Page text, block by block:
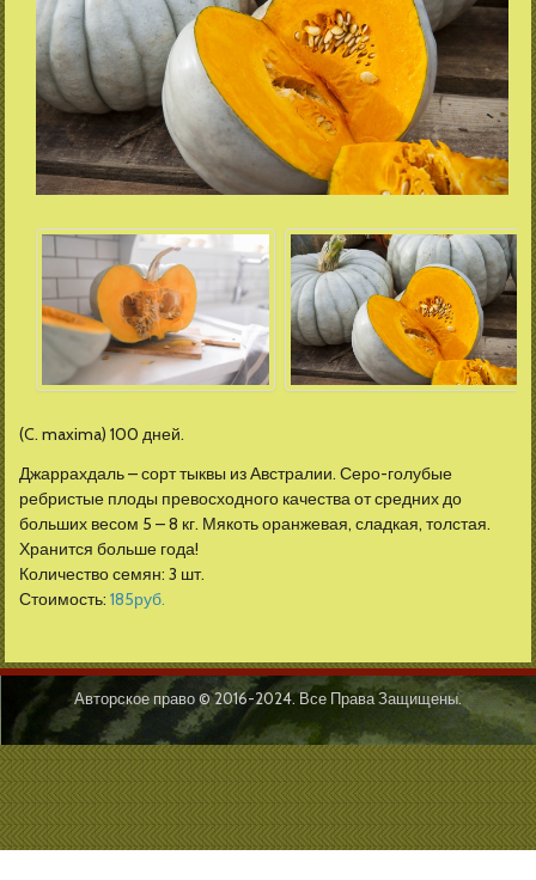
(C. maxima) 100 дней.
Джаррахдаль – сорт тыквы из Австралии. Серо-голубые
ребристые плоды превосходного качества от средних до
больших весом 5 – 8 кг. Мякоть оранжевая, сладкая, толстая.
Хранится больше года!
Количество семян: 3 шт.
Стоимость:185руб.
Авторское право © 2016-2024. Все Права Защищены.